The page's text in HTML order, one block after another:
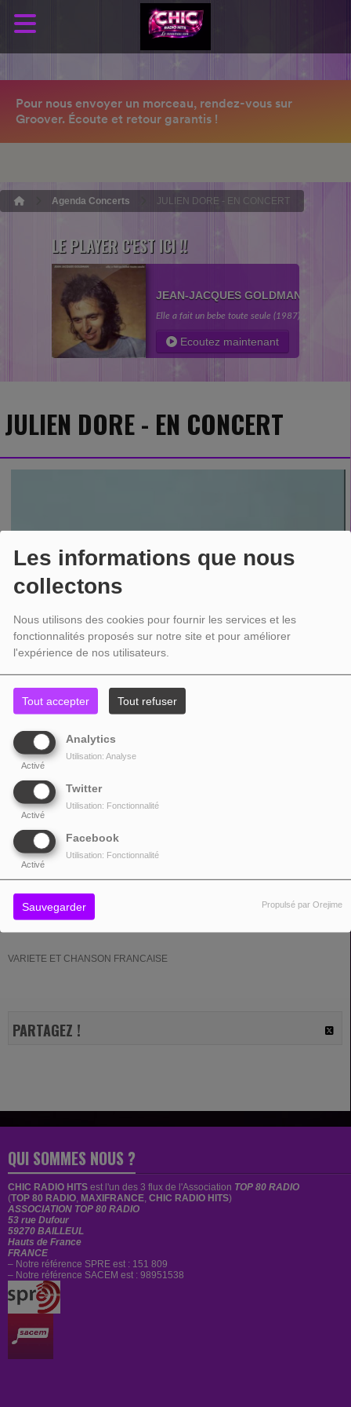
Les informations que nous
collectons
Nous utilisons des cookies pour fournir les services et les
fonctionnalités proposés sur notre site et pour améliorer
l'expérience de nos utilisateurs.
Tout accepter Tout refuser
Analytics
Activé
Utilisation: Analyse
Twitter
Activé
Utilisation: Fonctionnalité
Facebook
Activé
Utilisation: Fonctionnalité
Sauvegarder Propulsé par Orejime
Agenda Concerts JULIEN DORE - EN CONCERT
LE PLAYER C'EST ICI !!
JEAN-JACQUES GOLDMAN
Elle a fait un bebe toute seule (1987)
Ecoutez maintenant
JULIEN DORE - EN CONCERT
AOÛT
08
20:00 - 23:00
13 NOVEMBRE 2023 - 20:09 -
VARIETE ET CHANSON FRANCAISE
PARTAGEZ !
QUI SOMMES NOUS ?
CHIC RADIO HITS est l'un des 3 flux de l'Association TOP 80 RADIO
(TOP 80 RADIO, MAXIFRANCE, CHIC RADIO HITS)
ASSOCIATION TOP 80 RADIO
53 rue Dufour
59270 BAILLEUL
Hauts de France
FRANCE
– Notre référence SPRE est : 151 809
– Notre référence SACEM est : 98951538